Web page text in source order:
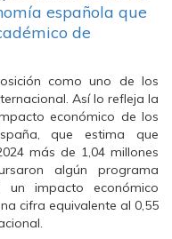
española que
de
como uno de los
Así lo refleja la
económico de los
que estima que
más de 1,04 millones
algún programa
impacto económico
cifra equivalente al 0,55